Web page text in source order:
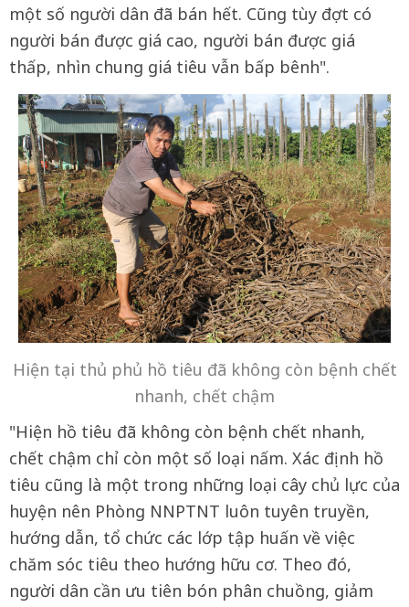
một số người dân đã bán hết. Cũng tùy đợt có
người bán được giá cao, người bán được giá
thấp, nhìn chung giá tiêu vẫn bấp bênh".
Hiện tại thủ phủ hồ tiêu đã không còn bệnh chết
nhanh, chết chậm
"Hiện hồ tiêu đã không còn bệnh chết nhanh,
chết chậm chỉ còn một số loại nấm. Xác định hồ
tiêu cũng là một trong những loại cây chủ lực của
huyện nên Phòng NNPTNT luôn tuyên truyền,
hướng dẫn, tổ chức các lớp tập huấn về việc
chăm sóc tiêu theo hướng hữu cơ. Theo đó,
người dân cần ưu tiên bón phân chuồng, giảm